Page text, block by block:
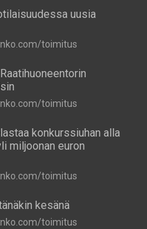
uusia
toimitus
toimitus
konkurssiuhan alla
miljoonan euron
toimitus
kesänä
toimitus